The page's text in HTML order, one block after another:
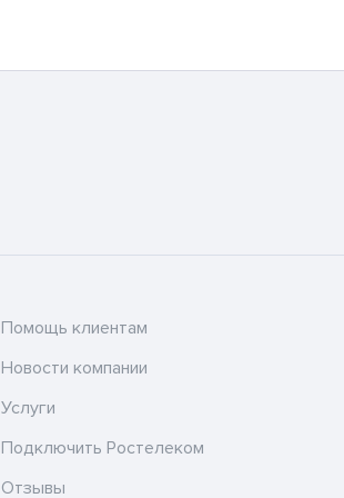
Помощь клиентам
Новости компании
Услуги
Подключить Ростелеком
Отзывы